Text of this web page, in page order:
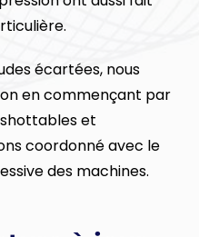
écartées, nous
en commençant par
et
coordonné avec le
des machines.